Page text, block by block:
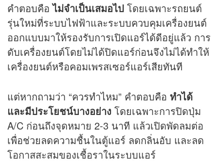
คำตอบคือไม่จำเป็นเสมอไป โดยเฉพาะรถยนต์
รุ่นใหม่ที่ระบบไฟฟ้าและระบบควบคุมเครื่องยนต์
ออกแบบมาให้รองรับการเปิดแอร์ได้ดีอยู่แล้ว การ
ดับเครื่องยนต์โดยไม่ได้ปิดแอร์ก่อนจึงไม่ได้ทำให้
เครื่องยนต์หรือคอมเพรสเซอร์แอร์เสียทันที
แต่หากถามว่า “ควรทำไหม” คำตอบคือ ทำได้
และมีประโยชน์บางอย่าง โดยเฉพาะการปิดปุ่ม
A/C ก่อนถึงจุดหมาย 2-3 นาที แล้วเปิดพัดลมต่อ
เพื่อช่วยลดความชื้นในตู้แอร์ ลดกลิ่นอับ และลด
โอกาสสะสมของเชื้อราในระบบแอร์